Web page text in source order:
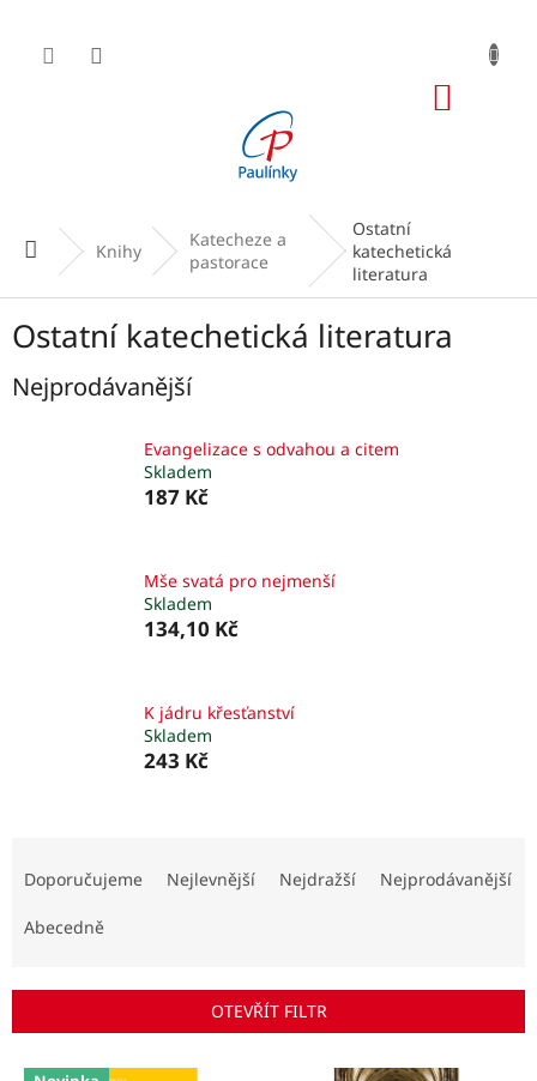
obsah
Domů Knihy
Katecheze a
pastorace
Ostatní
katechetická
literatura
Ostatní katechetická literatura
Nejprodávanější
Evangelizace s odvahou a citem
Skladem
187 Kč
Mše svatá pro nejmenší
Skladem
134,10 Kč
K jádru křesťanství
Skladem
243 Kč
r
o
Doporučujeme Nejlevnější Nejdražší Nejprodávanější
Abecedně
OTEVŘÍT FILTR
V